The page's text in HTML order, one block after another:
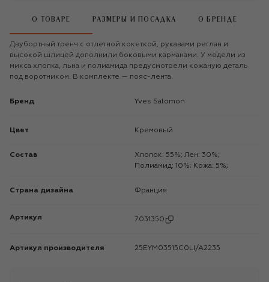
О ТОВАРЕ РАЗМЕРЫ И ПОСАДКА О БРЕНДЕ
Двубортный тренч с отлетной кокеткой, рукавами реглан и
высокой шлицей дополнили боковыми карманами. У модели из
микса хлопка, льна и полиамида предусмотрели кожаную деталь
под воротником. В комплекте — пояс-лента.
Бренд Yves Salomon
Цвет Кремовый
Состав
Хлопок: 55%; Лен: 30%;
Полиамид: 10%; Кожа: 5%;
Страна дизайна Франция
Артикул 7031350
Артикул производителя 25EYM03515C0LI/A2235